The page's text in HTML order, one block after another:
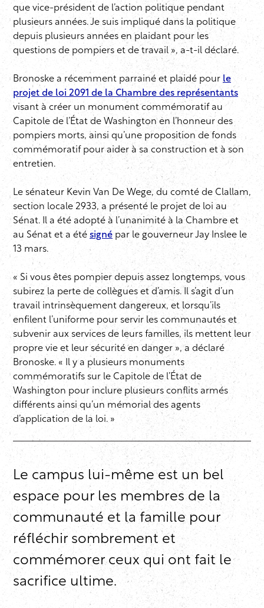
que vice-président de l’action politique pendant
plusieurs années. Je suis impliqué dans la politique
depuis plusieurs années en plaidant pour les
questions de pompiers et de travail », a-t-il déclaré.
Bronoske a récemment parrainé et plaidé pour le
projet de loi 2091 de la Chambre des représentants
visant à créer un monument commémoratif au
Capitole de l’État de Washington en l’honneur des
pompiers morts, ainsi qu’une proposition de fonds
commémoratif pour aider à sa construction et à son
entretien.
Le sénateur Kevin Van De Wege, du comté de Clallam,
section locale 2933, a présenté le projet de loi au
Sénat. Il a été adopté à l’unanimité à la Chambre et
au Sénat et a été signé par le gouverneur Jay Inslee le
13 mars.
« Si vous êtes pompier depuis assez longtemps, vous
subirez la perte de collègues et d’amis. Il s’agit d’un
travail intrinsèquement dangereux, et lorsqu’ils
enfilent l’uniforme pour servir les communautés et
subvenir aux services de leurs familles, ils mettent leur
propre vie et leur sécurité en danger », a déclaré
Bronoske. « Il y a plusieurs monuments
commémoratifs sur le Capitole de l’État de
Washington pour inclure plusieurs conflits armés
différents ainsi qu’un mémorial des agents
d’application de la loi. »
Le campus lui-même est un bel
espace pour les membres de la
communauté et la famille pour
réfléchir sombrement et
commémorer ceux qui ont fait le
sacrifice ultime.